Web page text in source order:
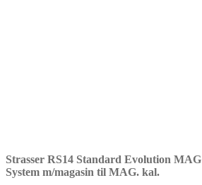
Strasser RS14 Standard Evolution MAG
System m/magasin til MAG. kal.